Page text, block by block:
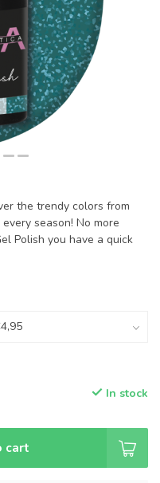
the trendy colors from
season! No more
Polish you have a quick
In stock
cart